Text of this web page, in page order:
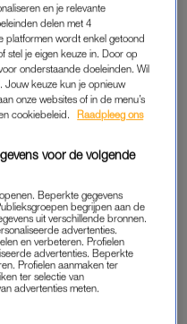
SAM HOEVENAAR
HET PALEIS: DIT
VAN
INTERVIEW
Rapper Qlas tegen Femke
af in de club, ik ga er
GELEZEN BIJ DE TANDARTS
Matthijs de Ligt en Annekee
Molenaar bevestigen
relatiebreuk na
maandenlange speculaties
en je relevante
delen met 4
platformen wordt enkel getoond
stel je eigen keuze in. Door op
onderstaande doeleinden. Wil
Jouw keuze kun je opnieuw
onze websites of in de menu’s
cookiebeleid.
Raadpleeg ons
voor de volgende
Beperkte gegevens
begrijpen aan de
uit verschillende bronnen.
advertenties.
en verbeteren. Profielen
advertenties. Beperkte
Profielen aanmaken ter
ter selectie van
advertenties meten.